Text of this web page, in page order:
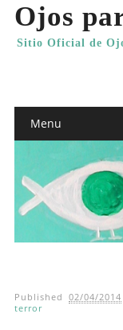
Ojos
Sitio Oficial de
Main
Menu
Published02/04/2014
terror